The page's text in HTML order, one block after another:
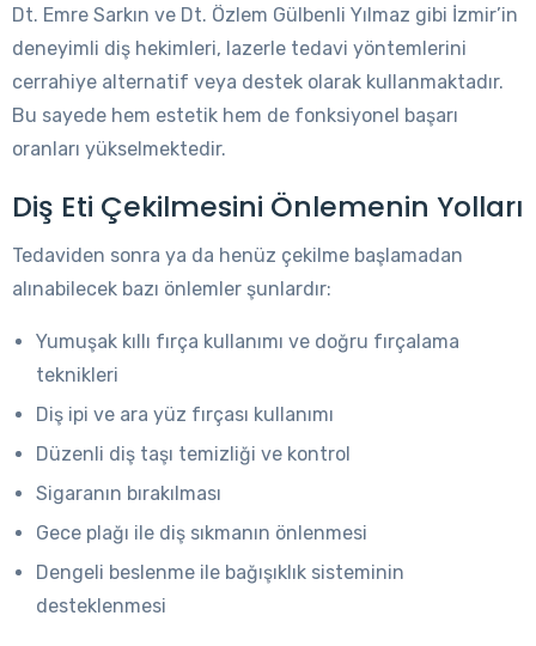
Dt. Emre Sarkın ve Dt. Özlem Gülbenli Yılmaz gibi İzmir’in
deneyimli diş hekimleri, lazerle tedavi yöntemlerini
cerrahiye alternatif veya destek olarak kullanmaktadır.
Bu sayede hem estetik hem de fonksiyonel başarı
oranları yükselmektedir.
Diş Eti Çekilmesini Önlemenin Yolları
Tedaviden sonra ya da henüz çekilme başlamadan
alınabilecek bazı önlemler şunlardır:
Yumuşak kıllı fırça kullanımı ve doğru fırçalama
teknikleri
Diş ipi ve ara yüz fırçası kullanımı
Düzenli diş taşı temizliği ve kontrol
Sigaranın bırakılması
Gece plağı ile diş sıkmanın önlenmesi
Dengeli beslenme ile bağışıklık sisteminin
desteklenmesi